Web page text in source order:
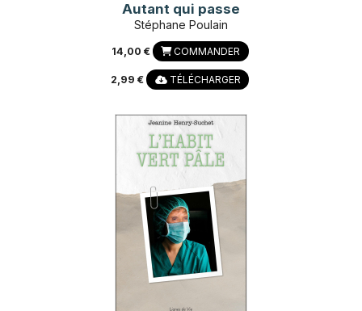
Autant qui passe
Stéphane Poulain
14,00 € COMMANDER
2,99 € TÉLÉCHARGER